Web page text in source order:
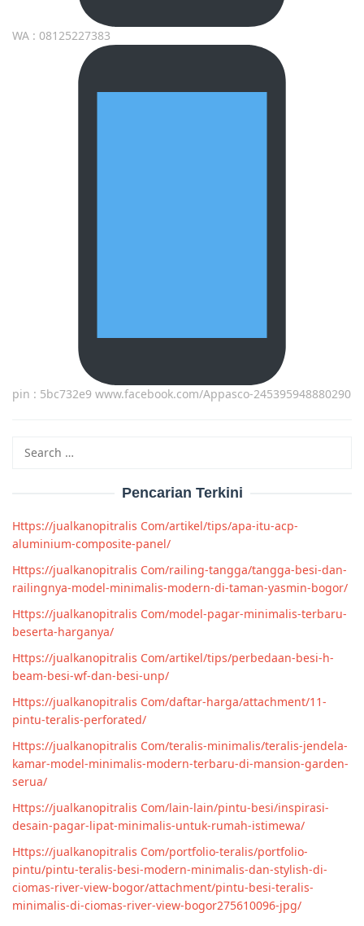
WA : 08125227383
pin : 5bc732e9 www.facebook.com/Appasco-245395948880290
for:
Pencarian Terkini
Https://jualkanopitralis Com/artikel/tips/apa-itu-acp-
aluminium-composite-panel/
Https://jualkanopitralis Com/railing-tangga/tangga-besi-dan-
railingnya-model-minimalis-modern-di-taman-yasmin-bogor/
Https://jualkanopitralis Com/model-pagar-minimalis-terbaru-
beserta-harganya/
Https://jualkanopitralis Com/artikel/tips/perbedaan-besi-h-
beam-besi-wf-dan-besi-unp/
Https://jualkanopitralis Com/daftar-harga/attachment/11-
pintu-teralis-perforated/
Https://jualkanopitralis Com/teralis-minimalis/teralis-jendela-
kamar-model-minimalis-modern-terbaru-di-mansion-garden-
serua/
Https://jualkanopitralis Com/lain-lain/pintu-besi/inspirasi-
desain-pagar-lipat-minimalis-untuk-rumah-istimewa/
Https://jualkanopitralis Com/portfolio-teralis/portfolio-
pintu/pintu-teralis-besi-modern-minimalis-dan-stylish-di-
ciomas-river-view-bogor/attachment/pintu-besi-teralis-
minimalis-di-ciomas-river-view-bogor275610096-jpg/